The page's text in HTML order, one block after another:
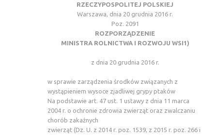
RZECZYPOSPOLITEJ POLSKIEJ
Warszawa, dnia 20 grudnia 2016 r.
Poz. 2091
ROZPORZĄDZENIE
MINISTRA ROLNICTWA I ROZWOJU WSI1)
z dnia 20 grudnia 2016 r.
w sprawie zarządzenia środków związanych z
wystąpieniem wysoce zjadliwej grypy ptaków
Na podstawie art. 47 ust. 1 ustawy z dnia 11 marca
2004 r. o ochronie zdrowia zwierząt oraz zwalczaniu
chorób zakaźnych
zwierząt (Dz. U. z 2014 r. poz. 1539, z 2015 r. poz. 266 i